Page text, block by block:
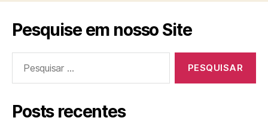
Pesquise em nosso Site
por:
Posts recentes